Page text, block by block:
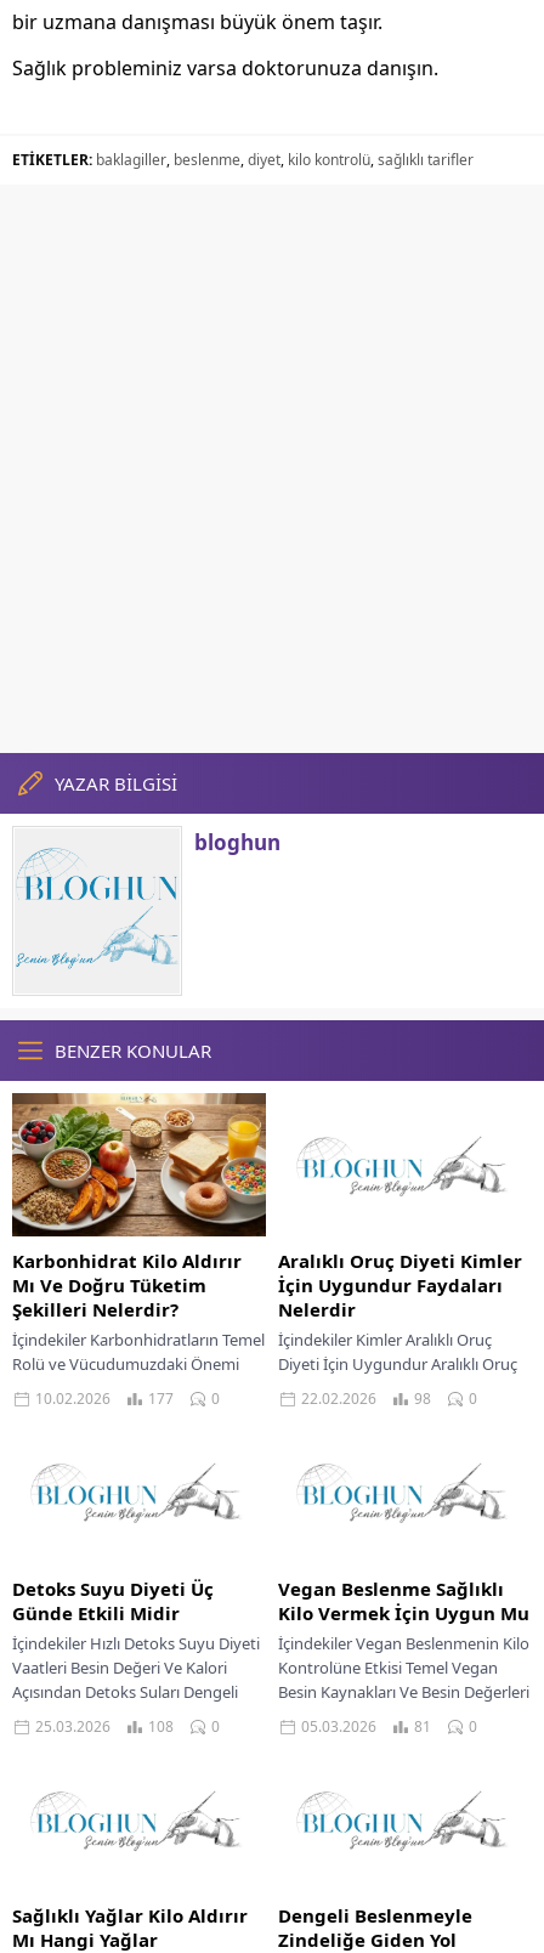
bir uzmana danışması büyük önem taşır.
Sağlık probleminiz varsa doktorunuza danışın.
ETİKETLER: baklagiller, beslenme,diyet, kilo kontrolü,sağlıklı tarifler
YAZAR BİLGİSİ
bloghun
BENZER KONULAR
Karbonhidrat Kilo Aldırır
Mı Ve Doğru Tüketim
Şekilleri Nelerdir?
İçindekiler Karbonhidratların Temel
Rolü ve Vücudumuzdaki Önemi
Farklı Karbonhidrat Türleri: Basit ve
Kompleks Yapılar
ve Kalori İçerikleri...
10.02.2026 177 0
Aralıklı Oruç Diyeti Kimler
İçin Uygundur Faydaları
Nelerdir
İçindekiler Kimler Aralıklı Oruç
Diyeti İçin Uygundur Aralıklı Oruç
Diyeti Faydaları Nelerdir Dengeli
Beslenmeyi Destekleyen Bir Günlük
22.02.2026 98 0
Detoks Suyu Diyeti Üç
Günde Etkili Midir
İçindekiler Hızlı Detoks Suyu Diyeti
Vaatleri Besin Değeri Ve Kalori
Açısından Detoks Suları Dengeli
Beslenmeyle Gerçek
Detoksifikasyon Sağlıklı Bir Gün...
25.03.2026 108 0
Vegan Beslenme Sağlıklı
Kilo Vermek İçin Uygun Mu
İçindekiler Vegan Beslenmenin Kilo
Kontrolüne Etkisi Temel Vegan
Besin Kaynakları Ve Besin Değerleri
Baklagiller Tam Tahıllar Meyve Ve
Sebzeler Kuruyemişler...
05.03.2026 81 0
Sağlıklı Yağlar Kilo Aldırır
Mı Hangi Yağlar
Dengeli Beslenmeyle
Zindeliğe Giden Yol